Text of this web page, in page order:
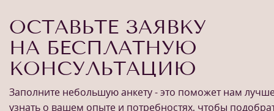
ОСТАВЬТЕ ЗАЯВКУ
НА БЕСПЛАТНУЮ
КОНСУЛЬТАЦИЮ
Заполните небольшую анкету - это поможет нам
узнать о вашем опыте и потребностях, чтобы